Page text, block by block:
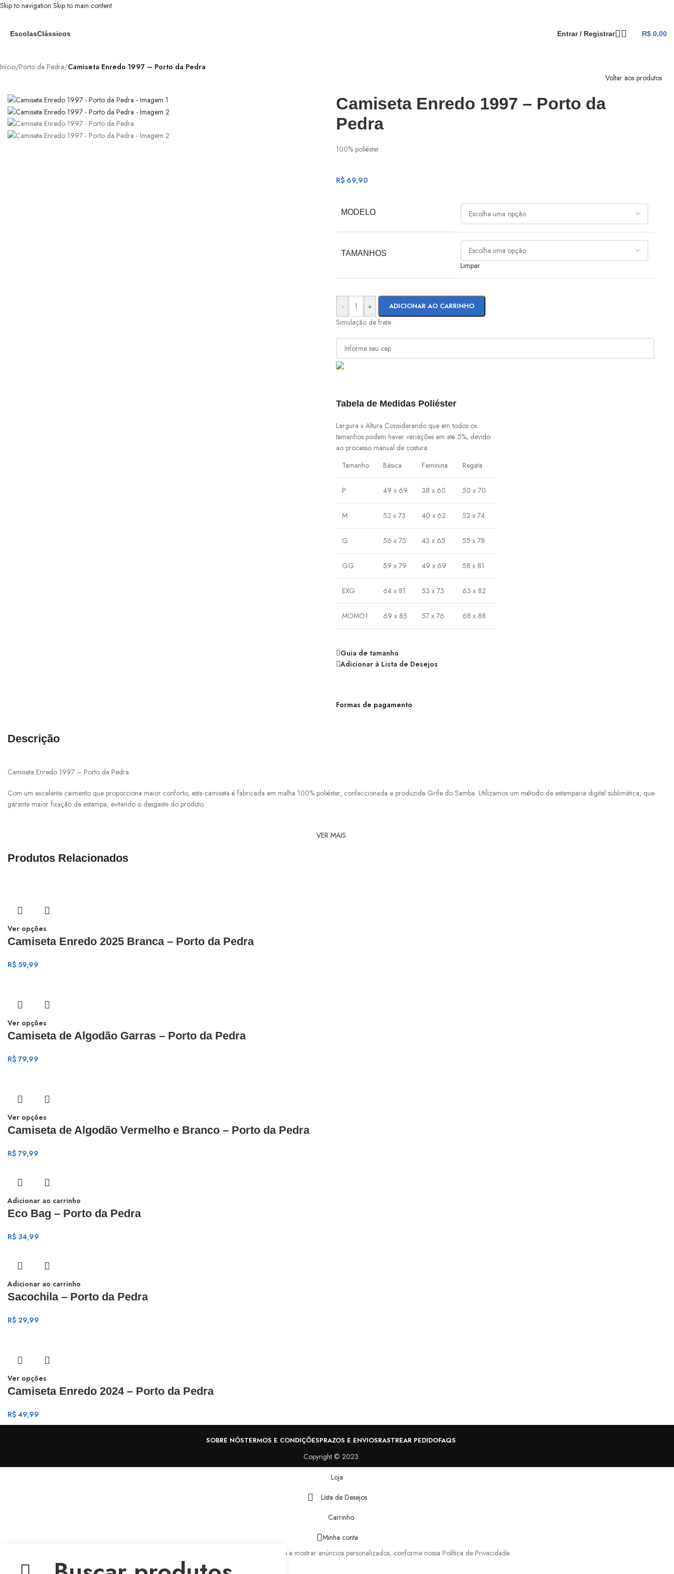
Skip to navigation Skip to main content
EscolasClássicos Entrar / Registrar R$ 0,00
Início/Porto da Pedra/Camiseta Enredo 1997 – Porto da Pedra
Voltar aos produtos
Camiseta Enredo 1997 – Porto da
Pedra
100% poliéster
R$ 69,90
MODELO
TAMANHOS
Limpar
- + ADICIONAR AO CARRINHO
Simulação de frete
Tabela de Medidas Poliéster
Largura x Altura Considerando que em todos os
tamanhos podem haver variações em até 5%, devido
ao processo manual de costura.
Tamanho
Básica Feminina Regata
P 49 x 69 38 x 60 50 x 70
M 52 x 73 40 x 62 52 x 74
G 56 x 75 43 x 65 55 x 78
GG 59 x 79 49 x 69 58 x 81
EXG 64 x 81 53 x 73 63 x 82
MOMO1 69 x 85 57 x 76 68 x 88
Guia de tamanho
Adicionar à Lista de Desejos
Formas de pagamento
Descrição
Camiseta Enredo 1997 – Porto da Pedra
Com um excelente caimento que proporciona maior conforto, esta camiseta é fabricada em malha 100% poliéster, confeccionada e produzida Grife do Samba. Utilizamos um método de estamparia digital sublimática, que
garante maior fixação da estampa, evitando o desgaste do produto.
VER MAIS
Produtos Relacionados
Ver opções
Camiseta Enredo 2025 Branca – Porto da Pedra
R$ 59,99
Ver opções
Camiseta de Algodão Garras – Porto da Pedra
R$ 79,99
Ver opções
Camiseta de Algodão Vermelho e Branco – Porto da Pedra
R$ 79,99
Adicionar ao carrinho
Eco Bag – Porto da Pedra
R$ 34,99
Adicionar ao carrinho
Sacochila – Porto da Pedra
R$ 29,99
Ver opções
Camiseta Enredo 2024 – Porto da Pedra
R$ 49,99
SOBRE NÓSTERMOS E CONDIÇÕESPRAZOS E ENVIOSRASTREAR PEDIDOFAQS
Copyright © 2023
Loja
Lista de Desejos
Carrinho
Minha conta
Nosso site utiliza Cookies e tecnologias semelhantes para aprimorar sua experiência de navegação e mostrar anúncios personalizados, conforme nossa Política de Privacidade.
ACEITAR